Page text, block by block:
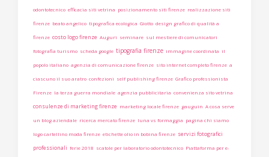
odontotecnico efficacia siti vetrina posizionamento siti firenze realizzazione siti
firenze beato angelico tipografica ecologica Giotto design grafico di qualità a
firenze costo logo firenze Auguri seminare sul mestiere di comunicatori
fotografia turismo scheda google tipografia firenze immagine coordinata il
popolo italiano agenzia di comunicazione firenze sito internet completo firenze a
ciascuno il suo aratro confezioni self publishing firenze Grafico professionista
Firenze la terza guerra mondiale agenzia pubblicitaria convenienza sito vetrina
consulenze di marketing firenze marketing locale firenze gauguin A cosa serve
un blog aziendale ricerca mercato firenze luna vs formaggia pagina chi siamo
logo cartellino moda firenze etichette olio in bobina firenze servizi fotografici
professionali ferie 2018 scatole per laboratorio odontotecnico Piattaforma per e-